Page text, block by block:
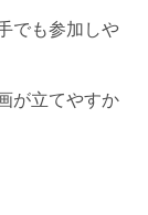
でも参加しや
が立てやすか